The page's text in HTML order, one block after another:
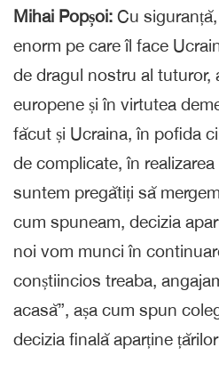
Mihai Popșoi: Cu
enorm pe care îl face
de dragul nostru al tuturor,
europene și în virtutea
făcut și Ucraina, în pofida
de complicate, în
suntem pregătiți să
cum spuneam, decizia
noi vom munci în
conștiincios treaba,
acasă”, așa cum spun
decizia finală aparține